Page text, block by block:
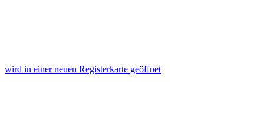
wird in einer neuen Registerkarte geöffnet